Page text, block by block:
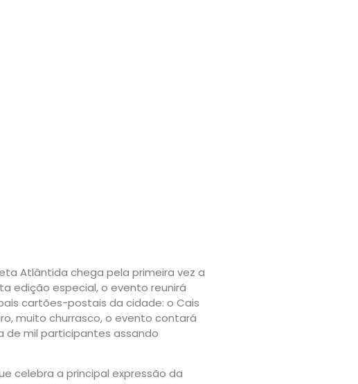
Atlântida chega pela primeira vez a
edição especial, o evento reunirá
cartões-postais da cidade: o Cais
muito churrasco, o evento contará
de mil participantes assando
celebra a principal expressão da